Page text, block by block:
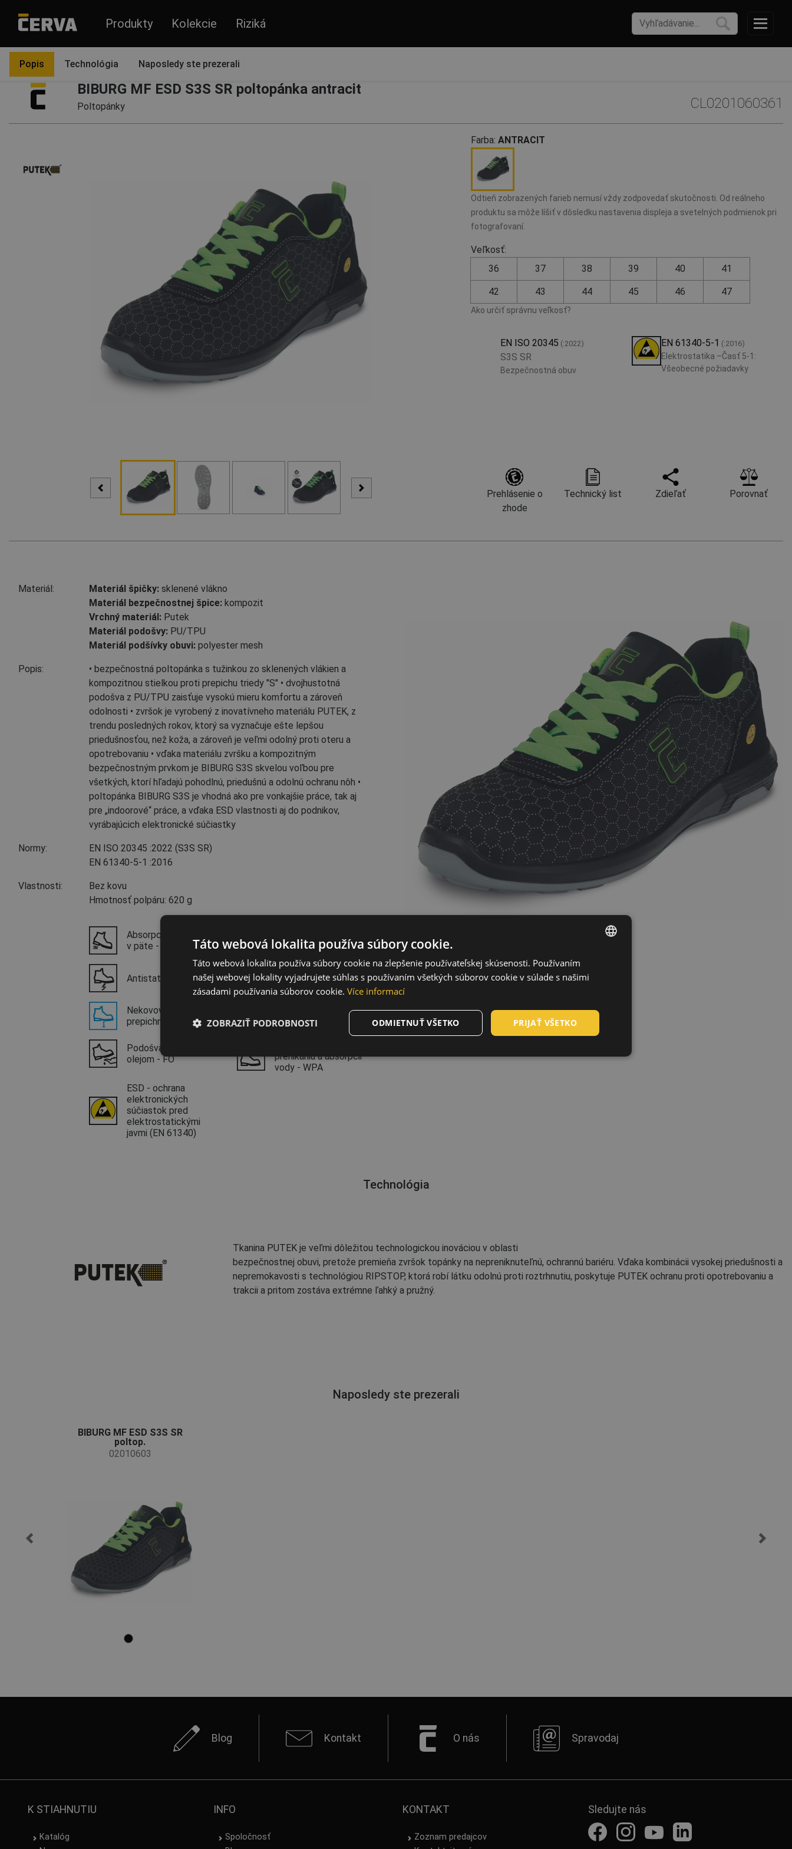
Produkty Kolekcie Riziká
BIBURG MF ESD S3S SR poltopánka antracit
Poltopánky CL0201060361
Farba: ANTRACIT
Odtieň zobrazených farieb nemusí vždy zodpovedať skutočnosti. Od reálneho
produktu sa môže líšiť v dôsledku nastavenia displeja a svetelných podmienok pri
fotografovaní.
Veľkosť:
36
37 38 39 40 41
42 43 44 45 46 47
Ako určiť správnu veľkosť?
EN ISO 20345 (:2022)
S3S SR
Bezpečnostná obuv
EN 61340-5-1 (:2016)
Elektrostatika –Časť 5-1:
Všeobecné požiadavky
Prehlásenie o
zhode
Technický list Zdieľať Porovnať
Popis Technológia Naposledy ste prezerali
Materiál: Materiál špičky: sklenené vlákno
Materiál bezpečnostnej špice: kompozit
Vrchný materiál: Putek
Materiál podošvy: PU/TPU
Materiál podšívky obuvi: polyester mesh
Popis:
• bezpečnostná poltopánka s tužinkou zo sklenených vlákien a
kompozitnou stielkou proti prepichu triedy "S" • dvojhustotná
podošva z PU/TPU zaisťuje vysokú mieru komfortu a zároveň
odolnosti • zvršok je vyrobený z inovatívneho materiálu PUTEK, z
trendu posledných rokov, ktorý sa vyznačuje ešte lepšou
priedušnosťou, než koža, a zároveň je veľmi odolný proti oteru a
opotrebovaniu • vďaka materiálu zvršku a kompozitným
bezpečnostným prvkom je BIBURG S3S skvelou voľbou pre
všetkých, ktorí hľadajú pohodlnú, priedušnú a odolnú ochranu nôh •
poltopánka BIBURG S3S je vhodná ako pre vonkajšie práce, tak aj
pre „indoorové“ práce, a vďaka ESD vlastnosti aj do podnikov,
vyrábajúcich elektronické súčiastky
Normy: EN ISO 20345 :2022 (S3S SR)
EN 61340-5-1 :2016
Vlastnosti:
Bez kovu
Hmotnosť polpáru: 620 g
Absorpcia energie
v päte - E
Bez kovu - MF
Antistatická obuv - A
Protišmyková
podošva - SR
Nekovová stielka proti
prepichnutiu - PL, PS
Nekovová tužinka v
špičke - S
Podošva odolná voči
olejom - FO
prenikaniu a absorpcii
vody - WPA
ESD - ochrana
elektronických
súčiastok pred
elektrostatickými
javmi (EN 61340)
Technológia
Tkanina PUTEK je veľmi dôležitou technologickou inováciou v oblasti
bezpečnostnej obuvi, pretože premieňa zvršok topánky na nepreniknuteľnú, ochrannú bariéru. Vďaka kombinácii vysokej priedušnosti a
nepremokavosti s technológiou RIPSTOP, ktorá robí látku odolnú proti roztrhnutiu, poskytuje PUTEK ochranu proti opotrebovaniu a
trakcii a pritom zostáva extrémne ľahký a pružný.
Naposledy ste prezerali
BIBURG MF ESD S3S SR
poltop.
02010603
Blog Kontakt O nás Spravodaj
K STIAHNUTIU
Katalóg
INFO
Spoločnosť
KONTAKT
Zoznam predajcov
Sledujte nás
ENGLISH
CZECH
SLOVAK
Táto webová lokalita používa súbory cookie.
Táto webová lokalita používa súbory cookie na zlepšenie používateľskej skúsenosti. Používaním
našej webovej lokality vyjadrujete súhlas s používaním všetkých súborov cookie v súlade s našimi
zásadami používania súborov cookie. Více informací
PRIJAŤ VŠETKO
ODMIETNUŤ VŠETKO
ZOBRAZIŤ PODROBNOSTI